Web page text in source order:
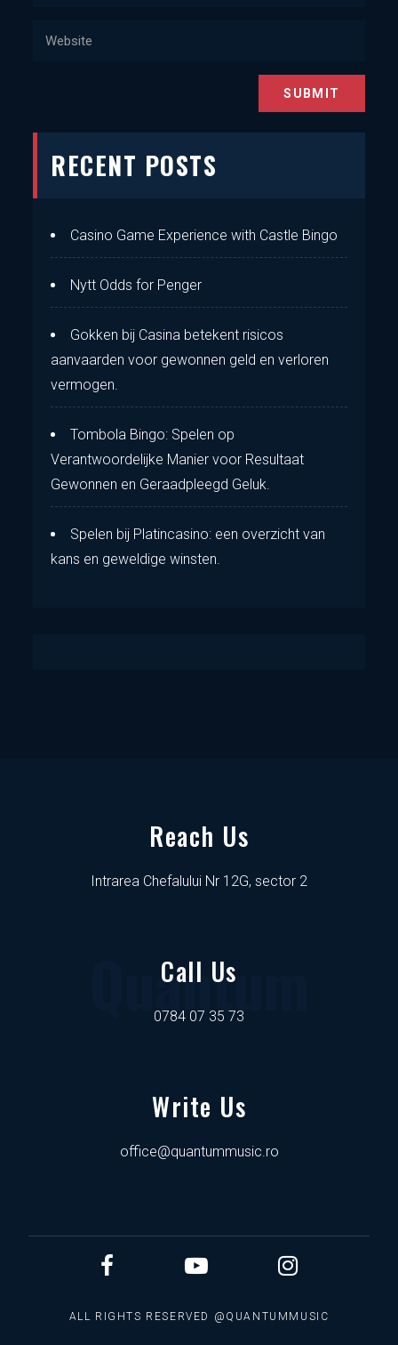
RECENT POSTS
Casino Game Experience with Castle Bingo
Nytt Odds for Penger
Gokken bij Casina betekent risicos
aanvaarden voor gewonnen geld en verloren
vermogen.
Tombola Bingo: Spelen op
Verantwoordelijke Manier voor Resultaat
Gewonnen en Geraadpleegd Geluk.
Spelen bij Platincasino: een overzicht van
kans en geweldige winsten.
Quantum
Reach Us
Intrarea Chefalului Nr 12G, sector 2
Call Us
0784 07 35 73
Write Us
office@quantummusic.ro
ALL RIGHTS RESERVED @QUANTUMMUSIC